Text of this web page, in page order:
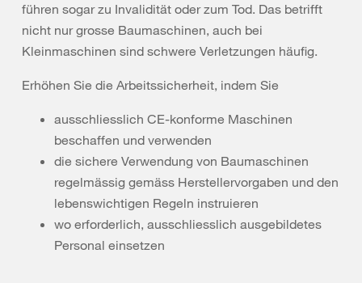
führen sogar zu Invalidität oder zum Tod. Das betrifft
nicht nur grosse Baumaschinen, auch bei
Kleinmaschinen sind schwere Verletzungen häufig.
Erhöhen Sie die Arbeitssicherheit, indem Sie
ausschliesslich CE-konforme Maschinen
beschaffen und verwenden
die sichere Verwendung von Baumaschinen
regelmässig gemäss Herstellervorgaben und den
lebenswichtigen Regeln instruieren
wo erforderlich, ausschliesslich ausgebildetes
Personal einsetzen